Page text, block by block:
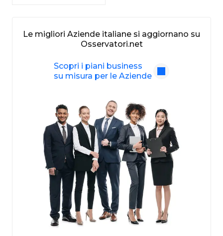
Le migliori Aziende italiane si aggiornano su
Osservatori.net
Scopri i piani business
su misura per le Aziende